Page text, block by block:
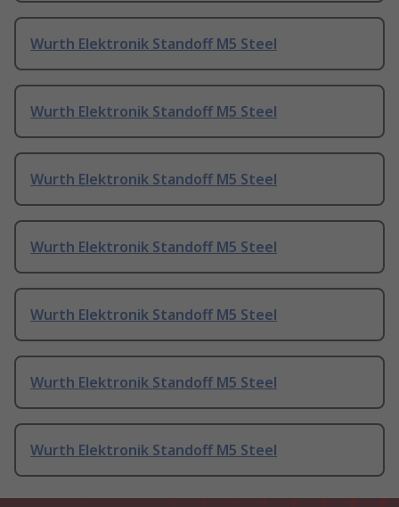
Wurth Elektronik Standoff M5 Steel
Wurth Elektronik Standoff M5 Steel
Wurth Elektronik Standoff M5 Steel
Wurth Elektronik Standoff M5 Steel
Wurth Elektronik Standoff M5 Steel
Wurth Elektronik Standoff M5 Steel
Wurth Elektronik Standoff M5 Steel